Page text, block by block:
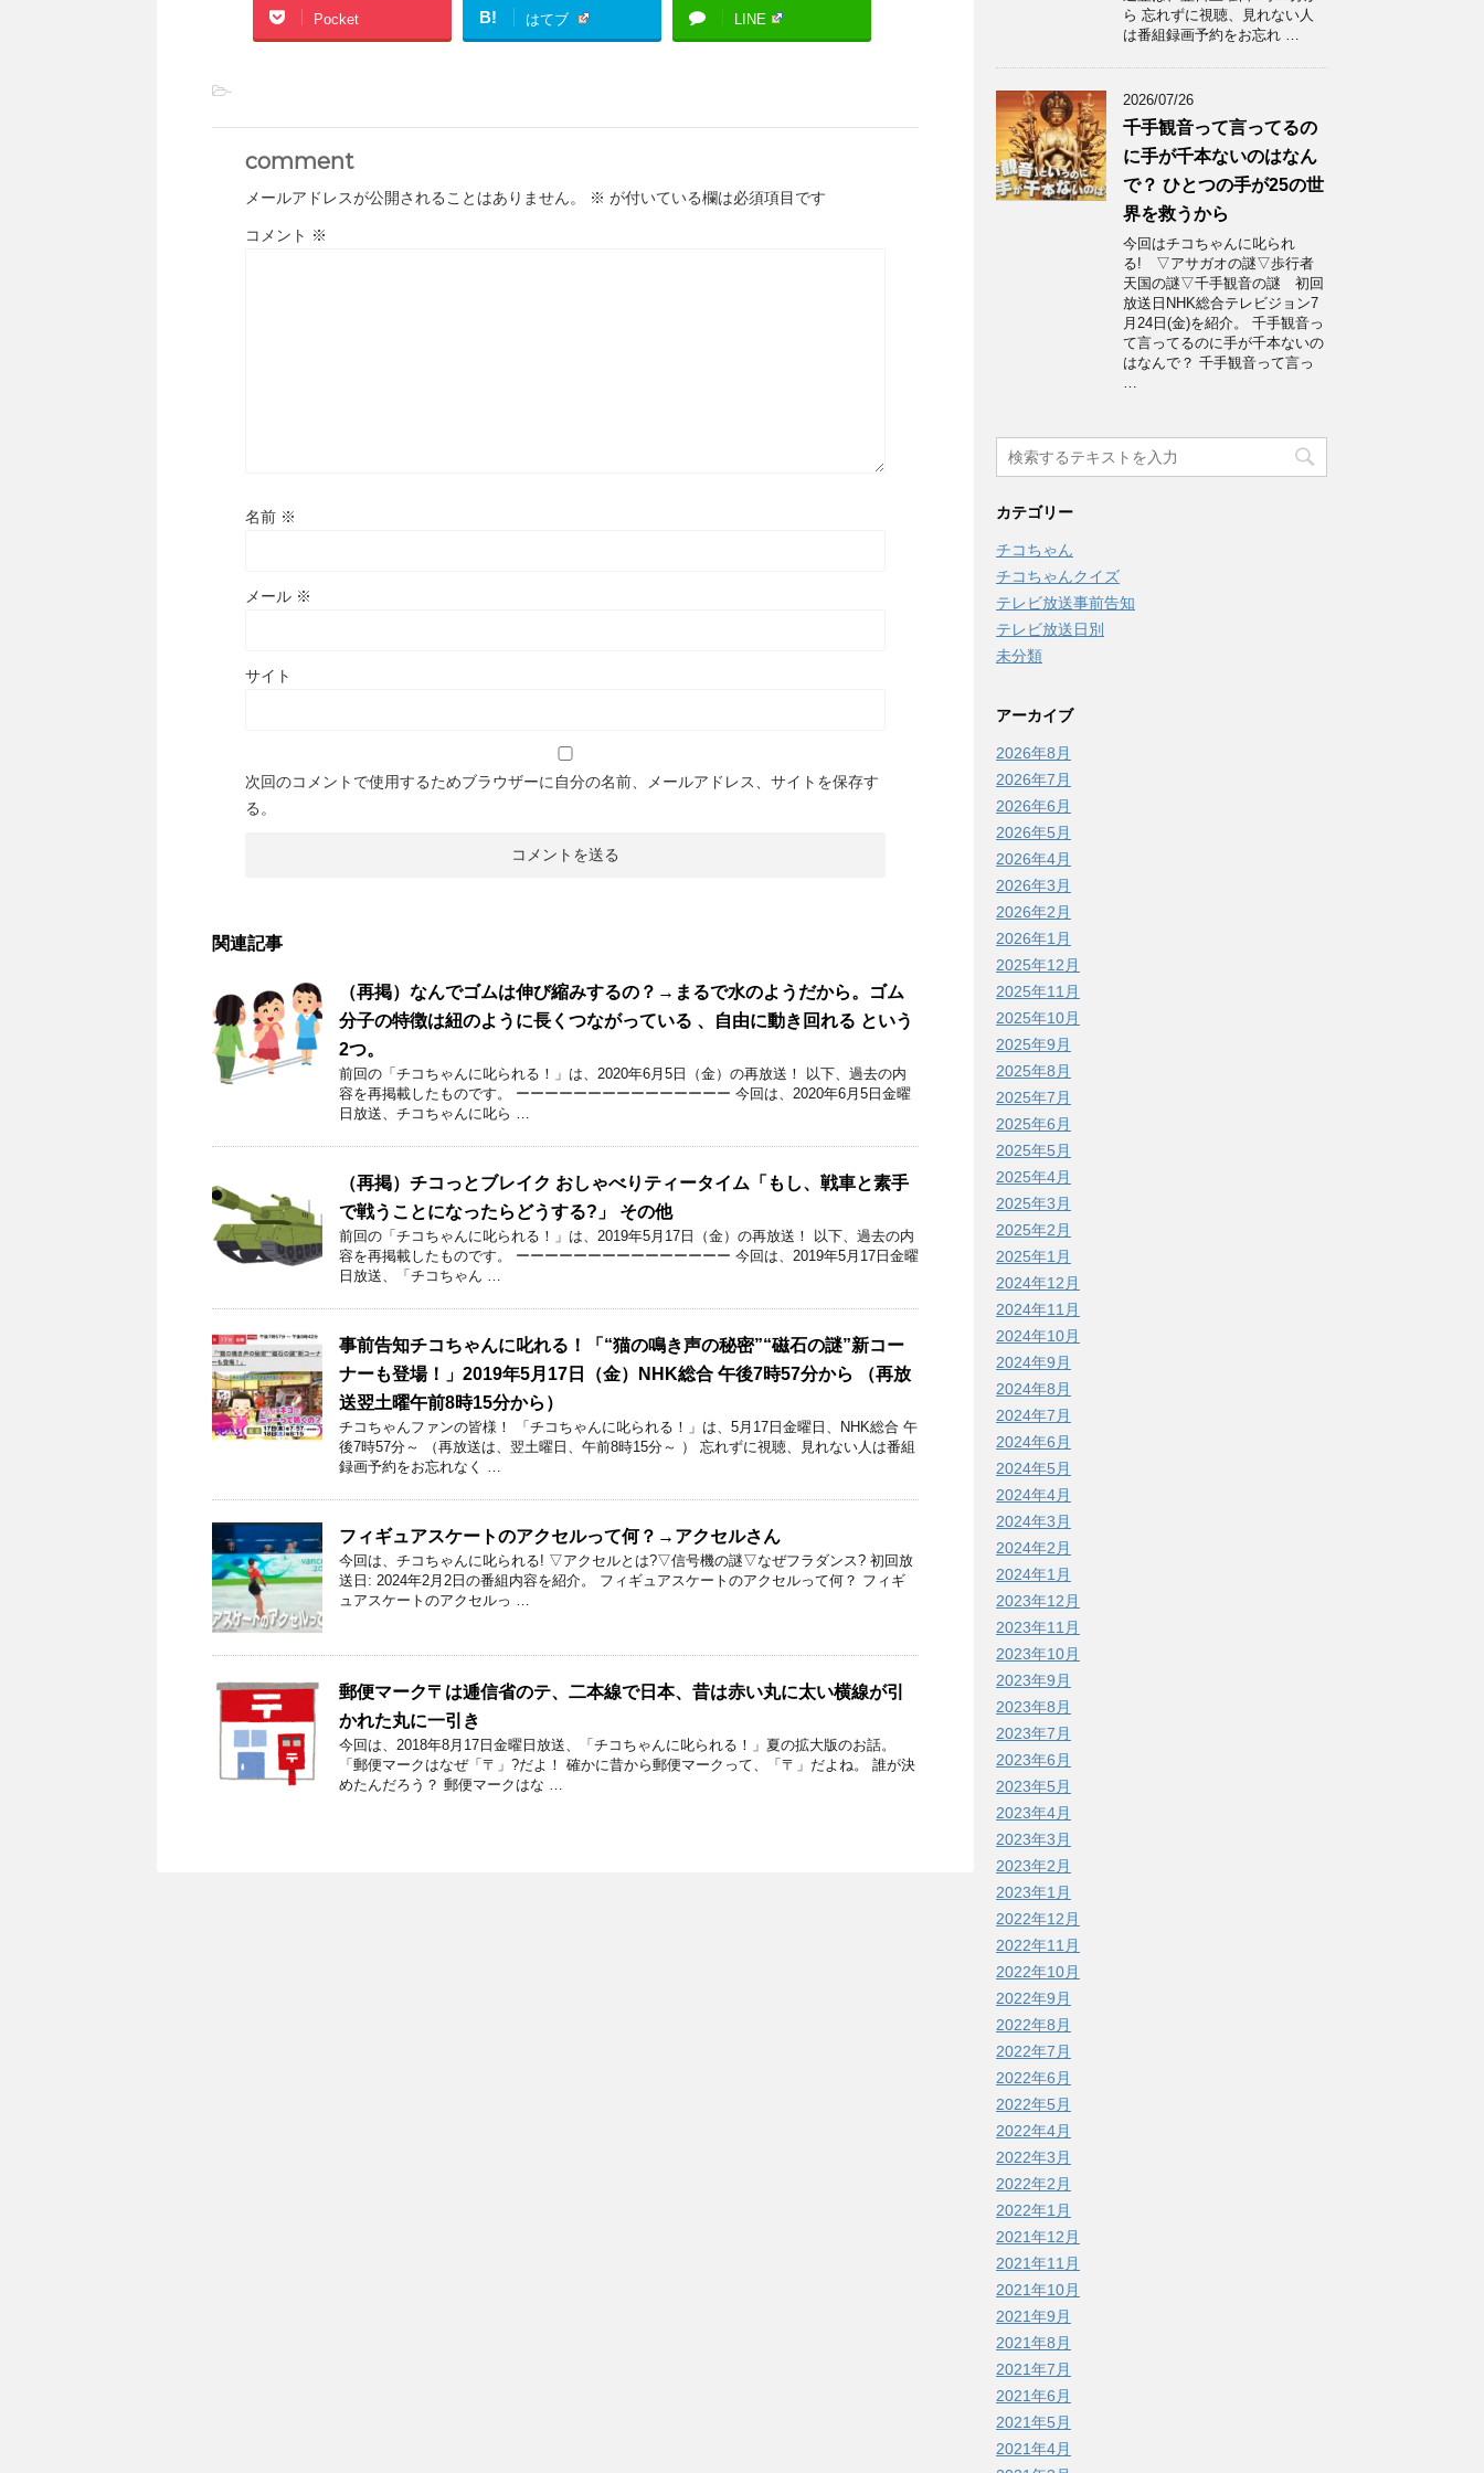
Pocket B! はてブ LINE
-
comment
メールアドレスが公開されることはありません。 ※ が付いている欄は必須項目です
コメント ※
名前 ※
メール ※
サイト
次回のコメントで使用するためブラウザーに自分の名前、メールアドレス、サイトを保存す
る。
関連記事
（再掲）なんでゴムは伸び縮みするの？→まるで水のようだから。ゴム
分子の特徴は紐のように長くつながっている 、自由に動き回れる という
2つ。
前回の「チコちゃんに叱られる！」​は、2020年6月5日（金）の再放送！ 以下、過去の内
容を再掲載したものです。 ーーーーーーーーーーーーーーー 今回は、2020年6月5日金曜
日放送、チコちゃんに叱ら …
（再掲）チコっとブレイク おしゃべりティータイム「もし、戦車と素手
で戦うことになったらどうする?」 その他
前回の「チコちゃんに叱られる！」​は、2019年5月17日（金）の再放送！ 以下、過去の内
容を再掲載したものです。 ーーーーーーーーーーーーーーー 今回は、2019年5月17日金曜
日放送、「チコちゃん …
事前告知チコちゃんに叱れる！「“猫の鳴き声の秘密”“磁石の謎”新コー
ナーも登場！」2019年5月17日（金）NHK総合 午後7時57分から （再放
送翌土曜午前8時15分から）
チコちゃんファンの皆様！ 「チコちゃんに叱られる！」​は、5月17日金曜日、NHK総合 午
後7時57分～ （再放送は、翌土曜日、午前8時15分～ ） 忘れずに視聴、見れない人は番組
録画予約をお忘れなく …
フィギュアスケートのアクセルって何？→アクセルさん
今回は、チコちゃんに叱られる! ▽アクセルとは?▽信号機の謎▽なぜフラダンス? 初回放
送日: 2024年2月2日の番組内容を紹介。 フィギュアスケートのアクセルって何？ フィギ
ュアスケートのアクセルっ …
郵便マーク〒は逓信省のテ、二本線で日本、昔は赤い丸に太い横線が引
かれた丸に一引き
今回は、2018年8月17日金曜日放送、「チコちゃんに叱られる！」夏の拡大版のお話。
「郵便マークはなぜ「〒」?だよ！ 確かに昔から郵便マークって、「〒」だよね。 誰が決
めたんだろう？ 郵便マークはな …
ら 忘れずに視聴、見れない人
は番組録画予約をお忘れ …
2026/07/26
千手観音って言ってるの
に手が千本ないのはなん
で？ ひとつの手が25の世
界を救うから
今回はチコちゃんに叱られ
る! ▽アサガオの謎▽歩行者
天国の謎▽千手観音の謎 初回
放送日NHK総合テレビジョン7
月24日(金)を紹介。 千手観音っ
て言ってるのに手が千本ないの
はなんで？ 千手観音って言っ
…
カテゴリー
チコちゃん
チコちゃんクイズ
テレビ放送事前告知
テレビ放送日別
未分類
アーカイブ
2026年8月
2026年7月
2026年6月
2026年5月
2026年4月
2026年3月
2026年2月
2026年1月
2025年12月
2025年11月
2025年10月
2025年9月
2025年8月
2025年7月
2025年6月
2025年5月
2025年4月
2025年3月
2025年2月
2025年1月
2024年12月
2024年11月
2024年10月
2024年9月
2024年8月
2024年7月
2024年6月
2024年5月
2024年4月
2024年3月
2024年2月
2024年1月
2023年12月
2023年11月
2023年10月
2023年9月
2023年8月
2023年7月
2023年6月
2023年5月
2023年4月
2023年3月
2023年2月
2023年1月
2022年12月
2022年11月
2022年10月
2022年9月
2022年8月
2022年7月
2022年6月
2022年5月
2022年4月
2022年3月
2022年2月
2022年1月
2021年12月
2021年11月
2021年10月
2021年9月
2021年8月
2021年7月
2021年6月
2021年5月
2021年4月